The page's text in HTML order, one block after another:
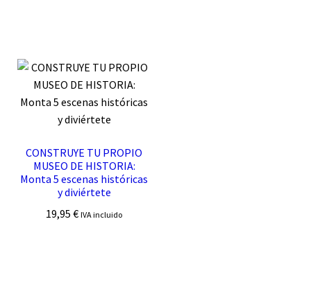
CONSTRUYE TU PROPIO
MUSEO DE HISTORIA:
Monta 5 escenas históricas
y diviértete
19,95€ IVA incluido